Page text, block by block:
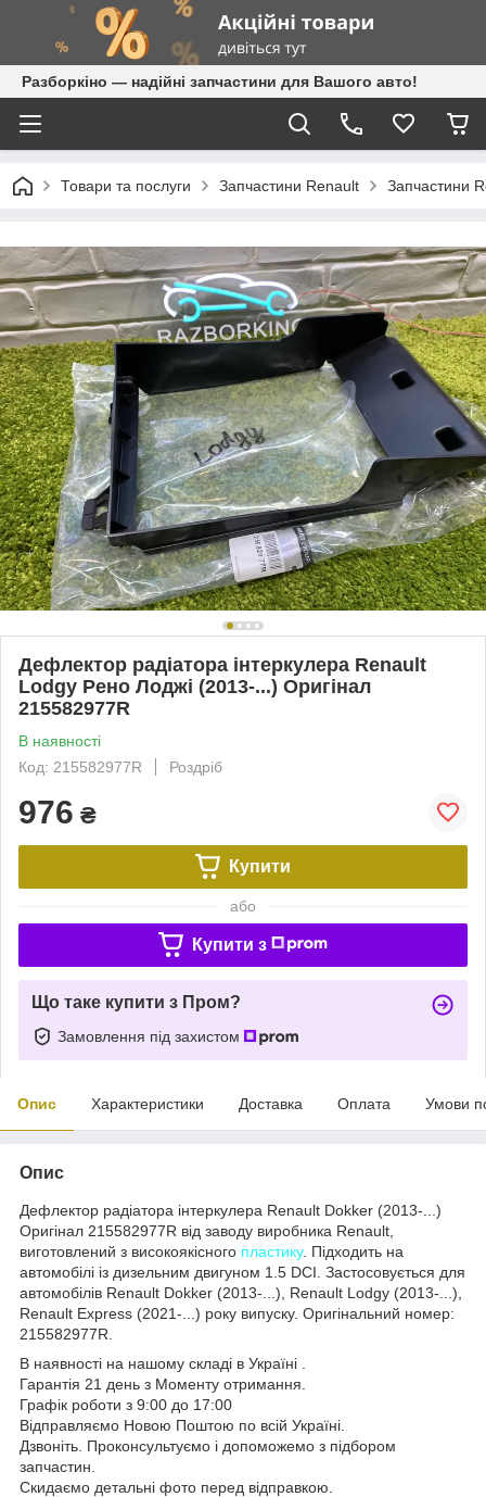
Разборкіно — надійні запчастини для Вашого авто!
Товари та послуги Запчастини Renault Запчастини
Дефлектор радіатора інтеркулера Renault
Lodgy Рено Лоджі (2013-...) Оригінал
215582977R
В наявності
Код: 215582977R
Роздріб
976 ₴
Купити
або
Купити з
Що таке купити з Пром?
Замовлення під захистом
Опис Характеристики Доставка Оплата Умови
Опис
Дефлектор радіатора інтеркулера Renault Dokker (2013-...)
Оригінал 215582977R від заводу виробника Renault,
виготовлений з високоякісного пластику. Підходить на
автомобілі із дизельним двигуном 1.5 DCI. Застосовується для
автомобілів Renault Dokker (2013-...), Renault Lodgy (2013-...),
Renault Express (2021-...) року випуску. Оригінальний номер:
215582977R.
В наявності на нашому складі в Україні .
Гарантія 21 день з Моменту отримання.
Графік роботи з 9:00 до 17:00
Відправляємо Новою Поштою по всій Україні.
Дзвоніть. Проконсультуємо і допоможемо з підбором
запчастин.
Скидаємо детальні фото перед відправкою.